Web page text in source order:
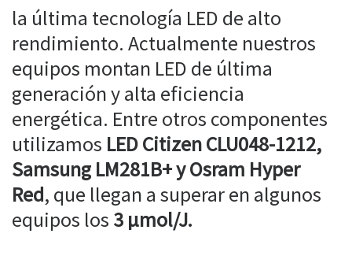
la última tecnología LED de alto
rendimiento. Actualmente nuestros
equipos montan LED de última
generación y alta eficiencia
energética. Entre otros componentes
utilizamos LED Citizen CLU048-1212,
Samsung LM281B+ y Osram Hyper
Red, que llegan a superar en algunos
equipos los 3 µmol/J.